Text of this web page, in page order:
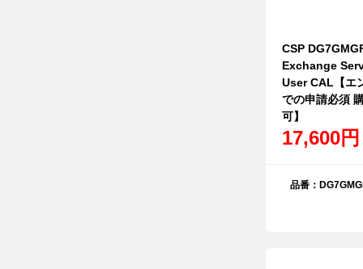
CSP
Exchange
User CAL【エ
での申請必須
可】
17,600円
品番：